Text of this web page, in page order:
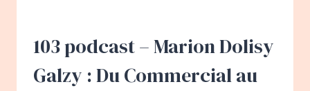
TÊTE
CUEILLEUSE
103 podcast – Marion Dolisy
Galzy : Du Commercial au